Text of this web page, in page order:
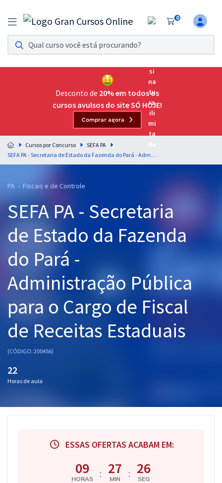
0
Assinatura Ilimitada 11
Acesso a todos os cursos. Teste grátis por 7 dias!
Assinatura OAB Até Passar
Acesso ilimitado a toda preparação para o Exame da
Residências Multiprofissionais
Preparação completa e intensiva para as principais
residências em saúde do Brasil
Cursos 20% OFF
Pós
Graduação
OAB
Questões grátis
Aprovados
Desconto de 20% em todos os
cursos avulsos do site SÓ HOJE!
Comprar agora
Cursos por Concurso
SEFA PA
SEFA PA - Secretaria de Estado da Fazenda do Pará - Administração Pública para o Cargo de Fiscal de Receitas Estaduais
PA - Fiscais e de Controle
SEFA PA - Secretaria
de Estado da Fazenda
do Pará -
Administração Pública
para o Cargo de Fiscal
de Receitas Estaduais
(CÓDIGO: 200456)
22
Horas de aula
ESSAS OFERTAS ACABAM EM:
09
HORAS : 27
MIN : 26
SEG